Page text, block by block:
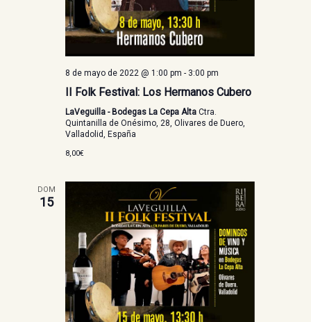
8 de mayo de 2022 @ 1:00 pm - 3:00 pm
II Folk Festival: Los Hermanos Cubero
LaVeguilla - Bodegas La Cepa Alta Ctra.
Quintanilla de Onésimo, 28, Olivares de Duero,
Valladolid, España
8,00€
DOM
15